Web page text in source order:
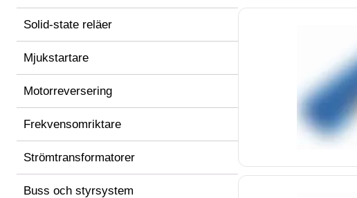
Solid-state reläer
Mjukstartare
Motorreversering
Frekvensomriktare
Strömtransformatorer
Buss och styrsystem